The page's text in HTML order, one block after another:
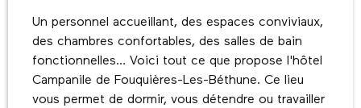
Un personnel accueillant, des espaces conviviaux,
des chambres confortables, des salles de bain
fonctionnelles… Voici tout ce que propose l'hôtel
Campanile de Fouquières-Les-Béthune. Ce lieu
vous permet de dormir, vous détendre ou travailler